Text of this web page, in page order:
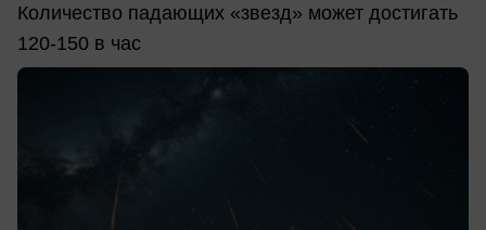
Количество падающих «звезд» может достигать
120-150 в час